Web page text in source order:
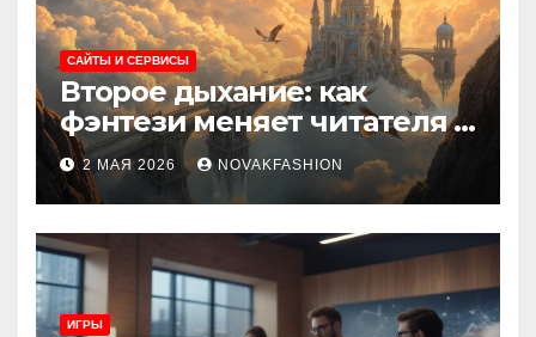
САЙТЫ И СЕРВИСЫ
Второе дыхание: как
фэнтези меняет читателя и
культуру
2 МАЯ 2026 NOVAKFASHION
ИГРЫ